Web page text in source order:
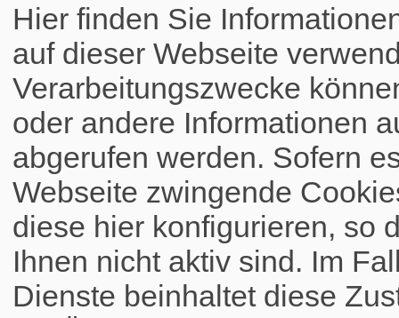
Hier finden Sie
auf dieser Webseite
Verarbeitungszwecke
oder andere Informationen
abgerufen werden. Sofern
Webseite zwingende
diese hier konfigurieren, so
Ihnen nicht aktiv sind. Im
Dienste beinhaltet diese